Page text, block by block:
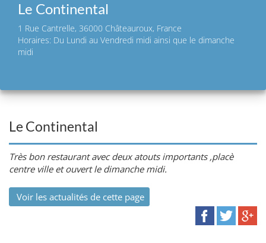
Le Continental
1 Rue Cantrelle, 36000 Châteauroux, France
Horaires: Du Lundi au Vendredi midi ainsi que le dimanche
midi
Le Continental
Très bon restaurant avec deux atouts importants ,placè
centre ville et ouvert le dimanche midi.
Voir les actualités de cette page